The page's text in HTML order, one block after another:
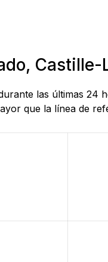
Castille-
las últimas 24
que la línea de